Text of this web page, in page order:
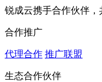
锐成云携手合作伙伴
合作推广
代理合作 推广联盟
生态合作伙伴